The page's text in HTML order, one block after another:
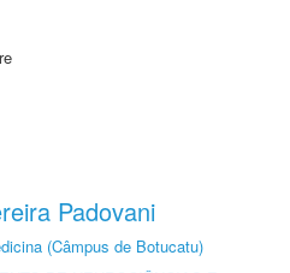
Padovani
(Câmpus de Botucatu)